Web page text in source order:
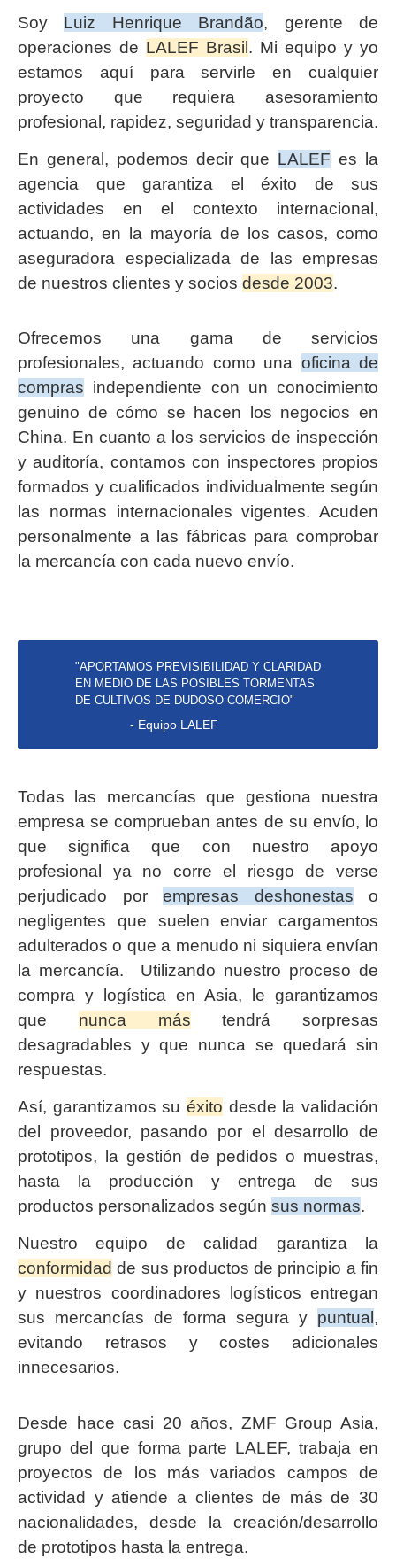
Soy Luiz Henrique Brandão, gerente de
operaciones de LALEF Brasil. Mi equipo y yo
estamos aquí para servirle en cualquier
proyecto que requiera asesoramiento
profesional, rapidez, seguridad y transparencia.
En general, podemos decir que LALEF es la
agencia que garantiza el éxito de sus
actividades en el contexto internacional,
actuando, en la mayoría de los casos, como
aseguradora especializada de las empresas
de nuestros clientes y socios desde 2003.
Ofrecemos una gama de servicios
profesionales, actuando como una oficina de
compras independiente con un conocimiento
genuino de cómo se hacen los negocios en
China. En cuanto a los servicios de inspección
y auditoría, contamos con inspectores propios
formados y cualificados individualmente según
las normas internacionales vigentes. Acuden
personalmente a las fábricas para comprobar
la mercancía con cada nuevo envío.
"APORTAMOS PREVISIBILIDAD Y CLARIDAD
EN MEDIO DE LAS POSIBLES TORMENTAS
DE CULTIVOS DE DUDOSO COMERCIO"
- Equipo LALEF
Todas las mercancías que gestiona nuestra
empresa se comprueban antes de su envío, lo
que significa que con nuestro apoyo
profesional ya no corre el riesgo de verse
perjudicado por empresas deshonestas o
negligentes que suelen enviar cargamentos
adulterados o que a menudo ni siquiera envían
la mercancía. Utilizando nuestro proceso de
compra y logística en Asia, le garantizamos
que nunca más tendrá sorpresas
desagradables y que nunca se quedará sin
respuestas.
Así, garantizamos su éxito desde la validación
del proveedor, pasando por el desarrollo de
prototipos, la gestión de pedidos o muestras,
hasta la producción y entrega de sus
productos personalizados según sus normas.
Nuestro equipo de calidad garantiza la
conformidad de sus productos de principio a fin
y nuestros coordinadores logísticos entregan
sus mercancías de forma segura y puntual ,
evitando retrasos y costes adicionales
innecesarios.
Desde hace casi 20 años, ZMF Group Asia,
grupo del que forma parte LALEF, trabaja en
proyectos de los más variados campos de
actividad y atiende a clientes de más de 30
nacionalidades, desde la creación/desarrollo
de prototipos hasta la entrega.